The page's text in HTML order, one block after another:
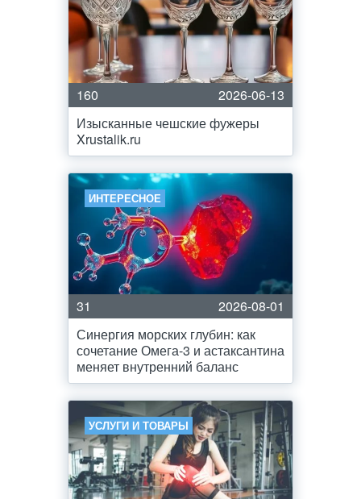
160
2026-06-13
Изысканные чешские фужеры
Xrustalik.ru
ИНТЕРЕСНОЕ
31
2026-08-01
Синергия морских глубин: как
сочетание Омега-3 и астаксантина
меняет внутренний баланс
УСЛУГИ И ТОВАРЫ